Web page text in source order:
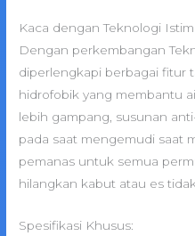
Kaca dengan Teknologi
Dengan perkembangan
diperlengkapi berbagai fitur
hidrofobik yang membantu
lebih gampang, susunan
pada saat mengemudi saat
pemanas untuk semua
hilangkan kabut atau es
Spesifikasi Khusus: